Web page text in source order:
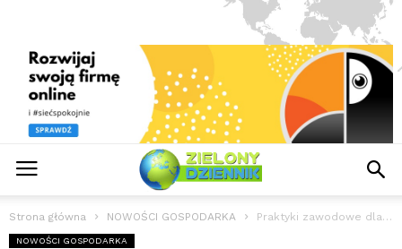
Strona główna NOWOŚCI GOSPODARKA Praktyki zawodowe dla studentów w trakcie Euro 2012
NOWOŚCI GOSPODARKA